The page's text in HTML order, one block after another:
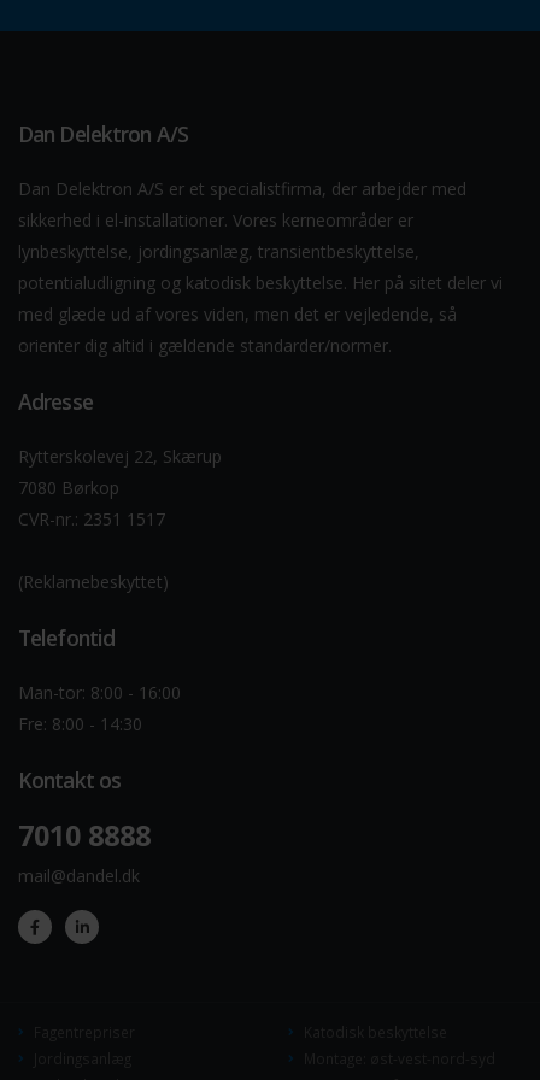
Dan Delektron A/S
Dan Delektron A/S er et specialistfirma, der arbejder med
sikkerhed i el-installationer. Vores kerneområder er
lynbeskyttelse, jordingsanlæg, transientbeskyttelse,
potentialudligning og katodisk beskyttelse. Her på sitet deler vi
med glæde ud af vores viden, men det er vejledende, så
orienter dig altid i gældende standarder/normer.
Adresse
Rytterskolevej 22, Skærup
7080 Børkop
CVR-nr.: 2351 1517
(Reklamebeskyttet)
Telefontid
Man-tor: 8:00 - 16:00
Fre: 8:00 - 14:30
Kontakt os
7010 8888
mail@dandel.dk